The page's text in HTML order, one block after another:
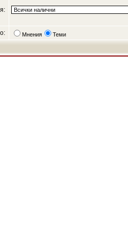
Мнения Теми